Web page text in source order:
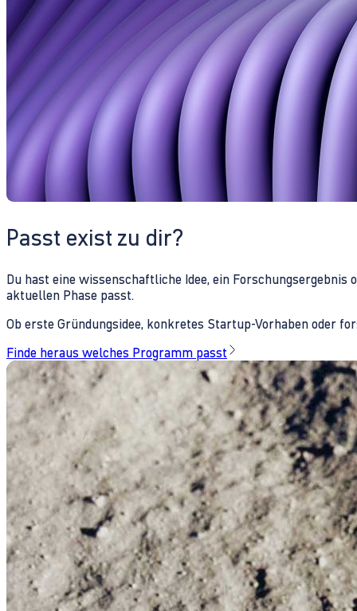
Passt exist zu dir?
Du hast eine wissenschaftliche Idee, ein
aktuellen Phase passt.
Ob erste Gründungsidee, konkretes Startup-Vorhaben oder
Finde heraus welches Programm passt